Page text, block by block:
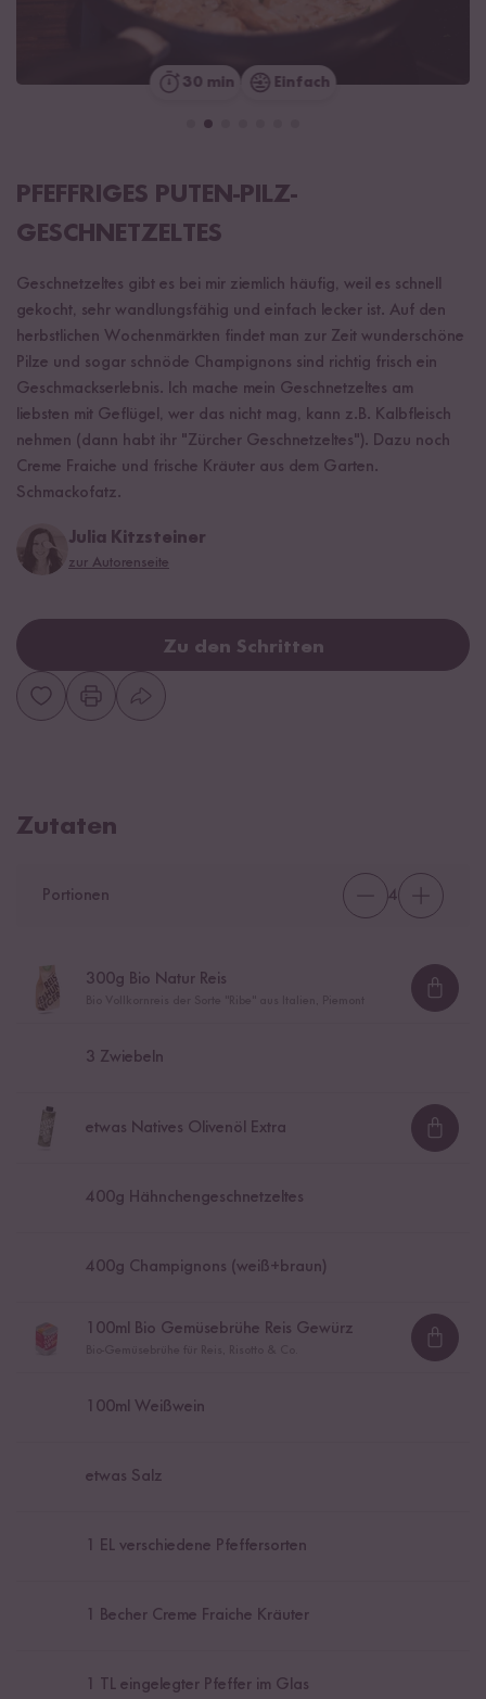
30 min Einfach
PFEFFRIGES PUTEN-PILZ-
GESCHNETZELTES
Geschnetzeltes gibt es bei mir ziemlich häufig, weil es schnell
gekocht, sehr wandlungsfähig und einfach lecker ist. Auf den
herbstlichen Wochenmärkten findet man zur Zeit wunderschöne
Pilze und sogar schnöde Champignons sind richtig frisch ein
Geschmackserlebnis. Ich mache mein Geschnetzeltes am
liebsten mit Geflügel, wer das nicht mag, kann z.B. Kalbfleisch
nehmen (dann habt ihr "Zürcher Geschnetzeltes"). Dazu noch
Creme Fraiche und frische Kräuter aus dem Garten.
Schmackofatz.
Julia Kitzsteiner
zur Autorenseite
Zu den Schritten
Zutaten
Portionen 4
300g Bio Natur Reis
3 Zwiebeln
etwas Natives Olivenöl Extra
400g Hähnchengeschnetzeltes
400g Champignons (weiß+braun)
100ml Bio Gemüsebrühe Reis Gewürz
100ml Weißwein
etwas Salz
1 EL verschiedene Pfeffersorten
1 Becher Creme Fraiche Kräuter
1 TL eingelegter Pfeffer im Glas